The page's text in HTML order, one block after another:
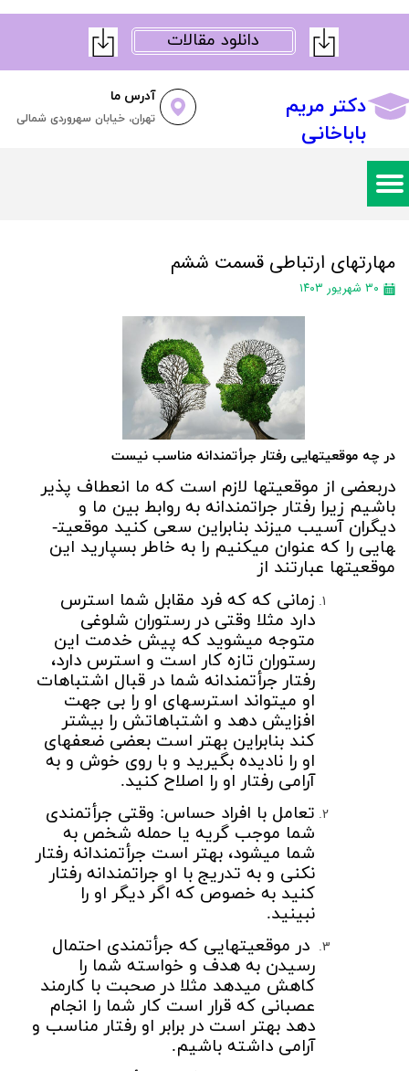
دانلود مقالات
دکتر مریم
باباخانی
آدرس ما
تهران، خیابان سهروردی شمالی
مهارتهای ارتباطی قسمت ششم
۳۰ شهریور ۱۴۰۳
در چه موقعیت­هایی رفتار جرأت­مندانه مناسب نیست
دربعضی از موقعیت­ها لازم است که ما انعطاف­ پذیر
باشیم زیرا رفتار جرات­مندانه به روابط بین ما و
دیگران آسیب می­زند بنابراین سعی کنید موقعیت­
هایی را که عنوان می­کنیم را به خاطر بسپارید این
موقعیت­ها عبارتند از
زمانی که که فرد مقابل شما استرس
دارد مثلا وقتی در رستوران شلوغی
متوجه می­شوید که پیش خدمت این
رستوران تازه­ کار است و استرس دارد،
رفتار جرأت­مندانه شما در قبال اشتباهات
او می­تواند استرس­های او را بی جهت
افزایش دهد و اشتباهاتش را بیشتر
کند بنابراین بهتر است بعضی ضعف­های
او را نادیده بگیرید و با روی خوش و به
آرامی رفتار او را اصلاح کنید.
تعامل با افراد حساس: وقتی جرأت­مندی
شما موجب گریه یا حمله شخص به
شما می­شود، بهتر است جرأت­مندانه رفتار
نکنی و به تدریج با او جرات­مندانه رفتار
کنید به خصوص که اگر دیگر او را
نبینید.
در موقعیت­هایی که جرأت­مندی احتمال
رسیدن به هدف و خواسته شما را
کاهش می­دهد مثلا در صحبت با کارمند
عصبانی که قرار است کار شما را انجام
دهد بهتر است در برابر او رفتار مناسب و
آرامی داشته باشیم.